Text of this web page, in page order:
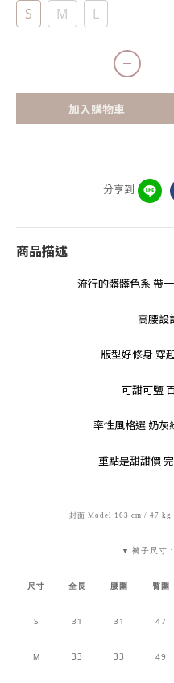
S M L
加入購物車
分享到
商品描述
流行的髒髒色系 帶
高腰設
版型好修身 穿
可甜可鹽
率性風格選 奶灰
重點是甜甜價
封面 Model 163 cm / 47 kg
▼ 褲子尺寸
尺寸 全長 腰圍 臀圍
S
M
31
33
31
33
47
49